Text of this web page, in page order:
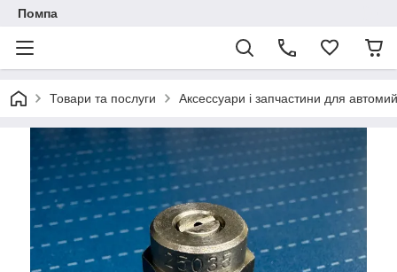
Помпа
Товари та послуги Аксессуари і запчастини для